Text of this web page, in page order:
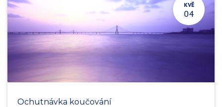
KVĚ
04
Ochutnávka koučování